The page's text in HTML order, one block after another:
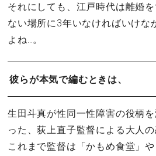
それにしても、江戸時代は離婚
ない場所に3年いなければいけな
よね…。
彼らが本気で編むときは、
生田斗真が性同一性障害の役柄
った、荻上直子監督による大人の
これまで監督は「かもめ食堂」